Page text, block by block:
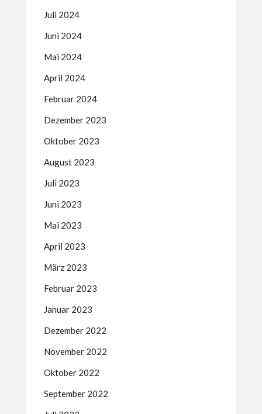
Juli 2024
Juni 2024
Mai 2024
April 2024
Februar 2024
Dezember 2023
Oktober 2023
August 2023
Juli 2023
Juni 2023
Mai 2023
April 2023
März 2023
Februar 2023
Januar 2023
Dezember 2022
November 2022
Oktober 2022
September 2022